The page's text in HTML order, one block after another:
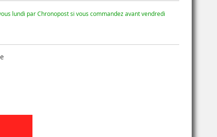
lundi par Chronopost si vous commandez avant vendredi